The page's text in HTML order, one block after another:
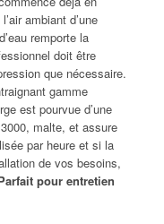
ambiant d’une
remporte la
doit être
que nécessaire.
gamme
est pourvue d’une
malte, et assure
par heure et si la
de vos besoins,
pour entretien